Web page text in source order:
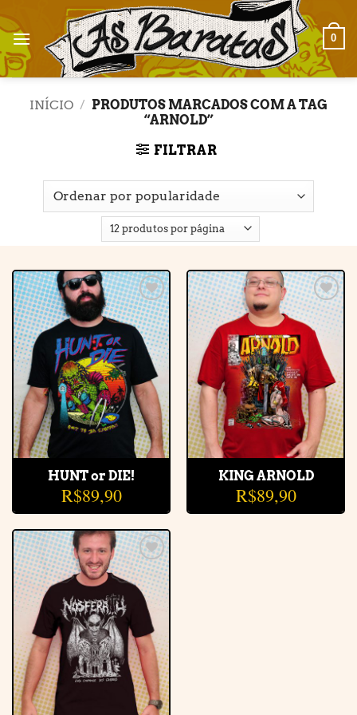
to
content
0
INÍCIO / PRODUTOS MARCADOS COM A TAG
“ARNOLD”
FILTRAR
Adicionar
à lista de
desejos
HUNT or DIE!
R$89,90
Adicionar
à lista de
desejos
KING ARNOLD
R$89,90
Adicionar
à lista de
desejos